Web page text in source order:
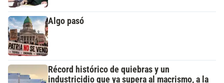
Algo pasó
Récord histórico de quiebras y un
industricidio que ya supera al macrismo, a la